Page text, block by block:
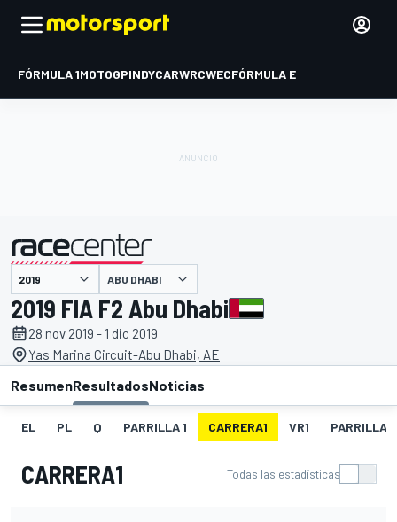
FÓRMULA 1MOTOGPINDYCARWRCWECFÓRMULA E
presentado por ABU DHABI
2019 FIA F2 Abu Dhabi
28 nov 2019 - 1 dic 2019
Yas Marina Circuit-Abu Dhabi, AE
ResumenResultadosNoticias
EL PL Q PARRILLA 1 CARRERA1 VR1 PARRILLA 2
CARRERA1 Todas las estadísticas